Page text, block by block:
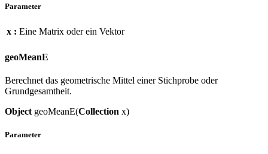
Parameter
x : Eine Matrix oder ein Vektor
geoMeanE
Berechnet das geometrische Mittel einer Stichprobe oder
Grundgesamtheit.
Object geoMeanE(Collection x)
Parameter